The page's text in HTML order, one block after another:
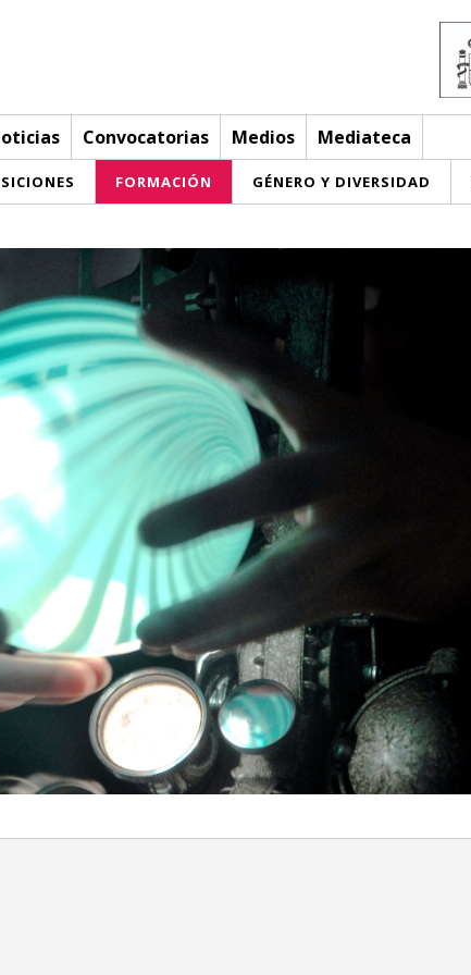
Convocatorias Medios Mediateca
FORMACIÓN GÉNERO Y DIVERSIDAD